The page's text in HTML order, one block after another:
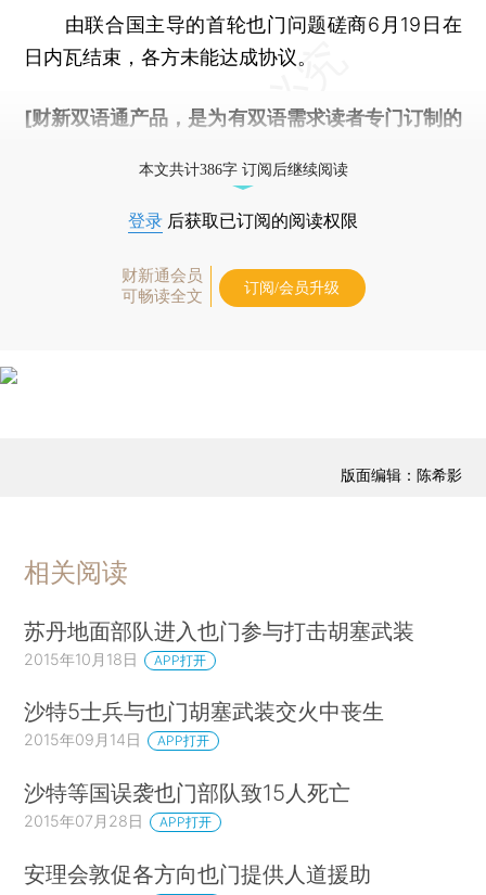
由联合国主导的首轮也门问题磋商6月19日在
日内瓦结束，各方未能达成协议。
[财新双语通产品，是为有双语需求读者专门订制的
本文共计386字 订阅后继续阅读
登录 后获取已订阅的阅读权限
财新通会员
可畅读全文
订阅/会员升级
版面编辑：陈希影
相关阅读
苏丹地面部队进入也门参与打击胡塞武装
2015年10月18日 APP打开
沙特5士兵与也门胡塞武装交火中丧生
2015年09月14日 APP打开
沙特等国误袭也门部队致15人死亡
2015年07月28日 APP打开
安理会敦促各方向也门提供人道援助